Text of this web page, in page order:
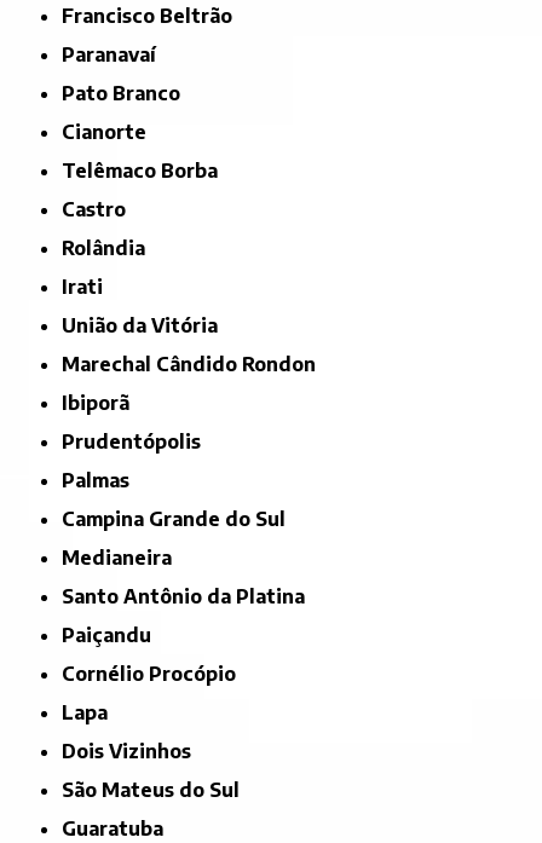
Francisco Beltrão
Paranavaí
Pato Branco
Cianorte
Telêmaco Borba
Castro
Rolândia
Irati
União da Vitória
Marechal Cândido Rondon
Ibiporã
Prudentópolis
Palmas
Campina Grande do Sul
Medianeira
Santo Antônio da Platina
Paiçandu
Cornélio Procópio
Lapa
Dois Vizinhos
São Mateus do Sul
Guaratuba